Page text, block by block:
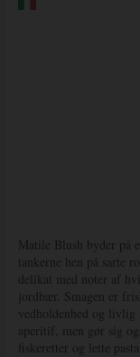
Matile Blush byder på
tankerne hen på sarte
delikat med noter af
jordbær. Smagen er
vedholdenhed og livlig
aperitif, men gør sig
fiskeretter og lette